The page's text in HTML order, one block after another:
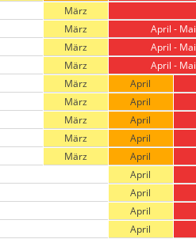
März
März April - Mai
März April - Mai
März April - Mai
März April
März April
März April
März April
März April
April
April
April
April